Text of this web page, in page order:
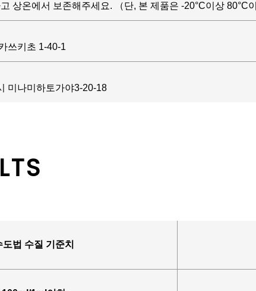
상온에서 보존해주세요. （단, 본 제품은 -20°C이상 80°C
쓰키초 1-40-1
미나미하토가야3-20-18
도법 수질 기준치